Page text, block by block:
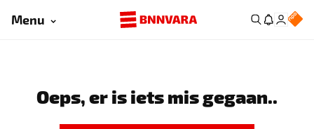
Menu
Oeps, er is iets mis gegaan..